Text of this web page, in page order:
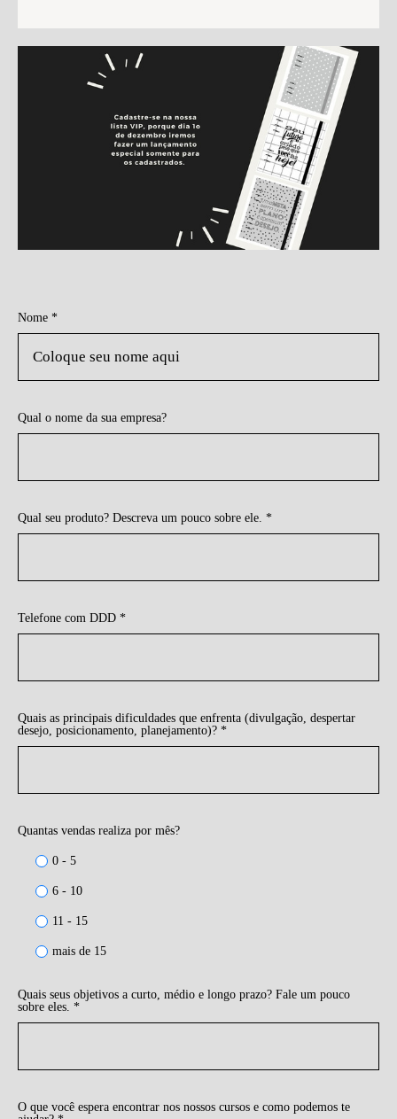
Nome *
Qual o nome da sua empresa?
Qual seu produto? Descreva um pouco sobre ele. *
Telefone com DDD *
Quais as principais dificuldades que enfrenta (divulgação, despertar
desejo, posicionamento, planejamento)? *
Quantas vendas realiza por mês?
0 - 5
6 - 10
11 - 15
mais de 15
Quais seus objetivos a curto, médio e longo prazo? Fale um pouco
sobre eles. *
O que você espera encontrar nos nossos cursos e como podemos te